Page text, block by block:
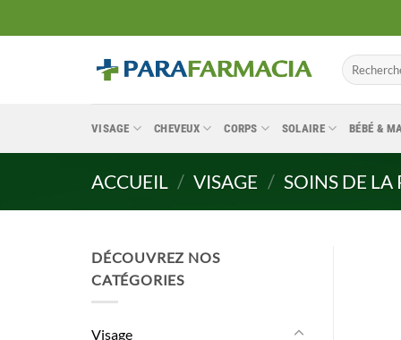
au
Recherche
pour :
VISAGE CHEVEUX CORPS SOLAIRE BÉBÉ &
ACCUEIL / VISAGE / SOINS DE LA
DÉCOUVREZ NOS
CATÉGORIES
Visage